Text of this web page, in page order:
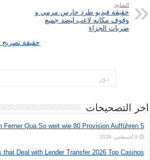
السابق
حقيقة فيديو طرد حارس مرمي و
وقوف مكانه لاعب ليصد جميع
ضربات الجزاء
حقيقة
اخر التصحيحات
5 Einzahlen Ferner Qua So weit wie 80 Provision Aufführen
6 أغسطس، 2026
that Deal with Lender Transfer 2026 Top Casinos